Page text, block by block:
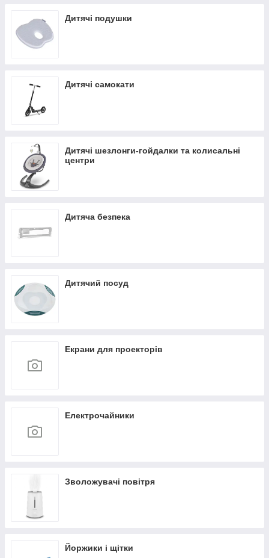
Дитячі подушки
Дитячі самокати
Дитячі шезлонги-гойдалки та колисальні
центри
Дитяча безпека
Дитячий посуд
Екрани для проекторів
Електрочайники
Зволожувачі повітря
Йоржики і щітки